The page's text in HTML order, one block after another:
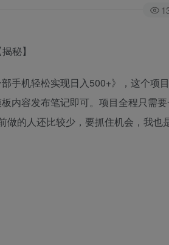
手机轻松实现日入500+》，这个项
内容发布笔记即可。项目全程只需
的人还比较少，要抓住机会，我也